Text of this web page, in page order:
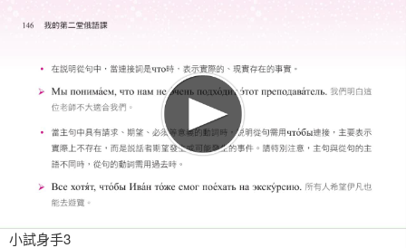
16
小試身手3